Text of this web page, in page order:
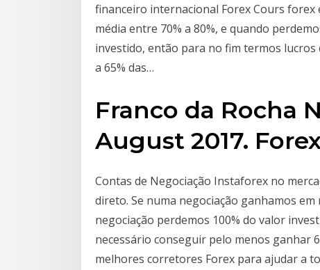
financeiro internacional Forex Cours forex
média entre 70% a 80%, e quando
investido, então para no fim termos
a 65% das…
Franco da Rocha
August 2017.
Contas de Negociação Instaforex no
direto. Se numa negociação ganhamos
negociação perdemos 100% do valor
necessário conseguir pelo menos ganhar
melhores corretores Forex para ajudar a